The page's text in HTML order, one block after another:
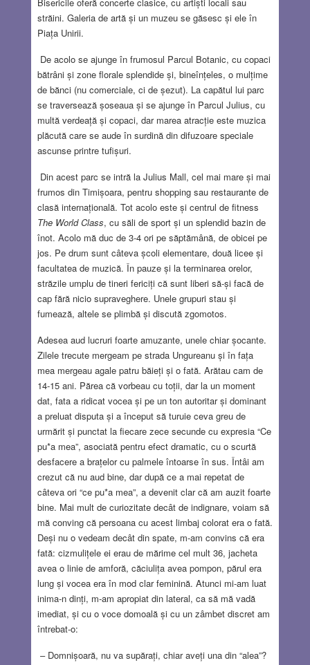
Bisericile oferă concerte clasice, cu artiști locali sau
străini. Galeria de artă și un muzeu se găsesc și ele în
Piața Unirii.
De acolo se ajunge în frumosul Parcul Botanic, cu copaci
bătrâni și zone florale splendide și, bineînțeles, o mulțime
de bănci (nu comerciale, ci de șezut). La capătul lui parc
se traversează șoseaua și se ajunge în Parcul Julius, cu
multă verdeață și copaci, dar marea atracție este muzica
plăcută care se aude în surdină din difuzoare speciale
ascunse printre tufișuri.
Din acest parc se intră la Julius Mall, cel mai mare și mai
frumos din Timișoara, pentru shopping sau restaurante de
clasă internațională. Tot acolo este și centrul de fitness
The World Class, cu săli de sport și un splendid bazin de
înot. Acolo mă duc de 3-4 ori pe săptămână, de obicei pe
jos. Pe drum sunt câteva școli elementare, două licee și
facultatea de muzică. În pauze și la terminarea orelor,
străzile umplu de tineri fericiți că sunt liberi să-și facă de
cap fără nicio supraveghere. Unele grupuri stau și
fumează, altele se plimbă și discută zgomotos.
Adesea aud lucruri foarte amuzante, unele chiar șocante.
Zilele trecute mergeam pe strada Ungureanu și în fața
mea mergeau agale patru băieți și o fată. Arătau cam de
14-15 ani. Părea că vorbeau cu toții, dar la un moment
dat, fata a ridicat vocea și pe un ton autoritar și dominant
a preluat disputa și a început să turuie ceva greu de
urmărit și punctat la fiecare zece secunde cu expresia “Ce
pu*a mea”, asociată pentru efect dramatic, cu o scurtă
desfacere a brațelor cu palmele întoarse în sus. Întâi am
crezut că nu aud bine, dar după ce a mai repetat de
câteva ori “ce pu*a mea”, a devenit clar că am auzit foarte
bine. Mai mult de curiozitate decât de indignare, voiam să
mă conving că persoana cu acest limbaj colorat era o fată.
Deși nu o vedeam decât din spate, m-am convins că era
fată: cizmulițele ei erau de mărime cel mult 36, jacheta
avea o linie de amforă, căciulița avea pompon, părul era
lung și vocea era în mod clar feminină. Atunci mi-am luat
inima-n dinți, m-am apropiat din lateral, ca să mă vadă
imediat, și cu o voce domoală și cu un zâmbet discret am
întrebat-o:
– Domnișoară, nu va supărați, chiar aveți una din “alea”?